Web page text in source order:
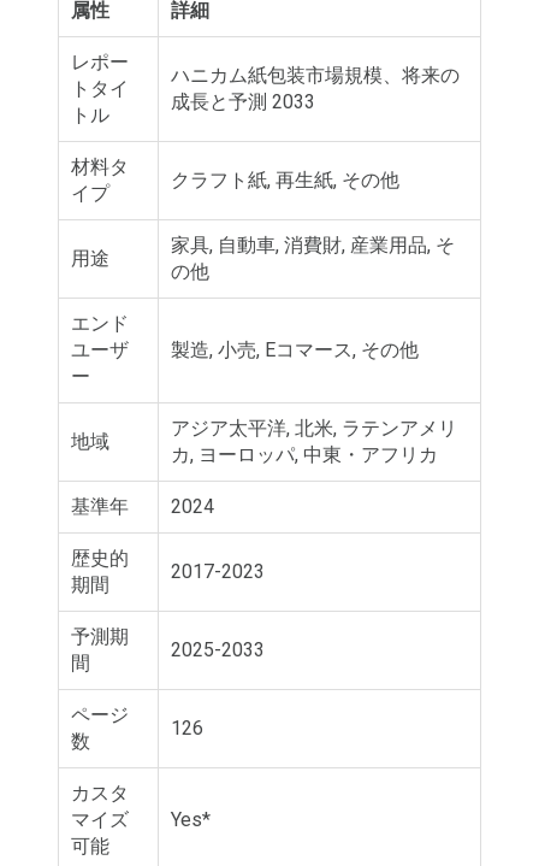
属性 詳細
レポー
トタイ
トル
ハニカム紙包装市場規模、将来の
成長と予測 2033
材料タ
イプ
クラフト紙, 再生紙, その他
用途
家具, 自動車, 消費財, 産業用品, そ
の他
エンド
ユーザ
ー
製造, 小売, Eコマース, その他
地域
アジア太平洋, 北米, ラテンアメリ
カ, ヨーロッパ, 中東・アフリカ
基準年 2024
歴史的
期間
2017-2023
予測期
間
2025-2033
ページ
数
126
カスタ
マイズ
可能
Yes*